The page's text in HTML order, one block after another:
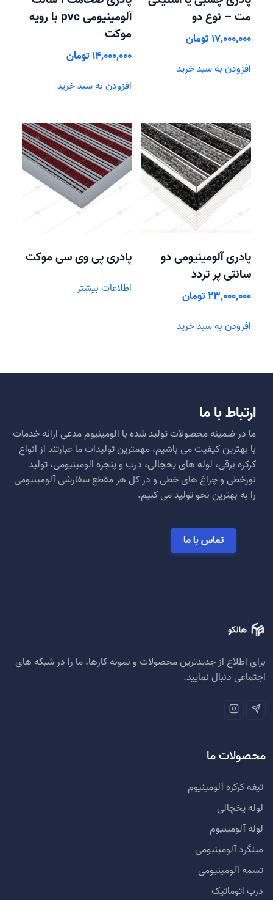
مت – نوع دو
17,000,000تومان
افزودن به سبد خرید
آلومینیومی pvc با رویه
موکت
14,000,000تومان
افزودن به سبد خرید
پادری آلومینیومی دو
سانتی پر تردد
23,000,000تومان
افزودن به سبد خرید
پادری پی وی سی موکت
اطلاعات بیشتر
ارتباط با ما
ما در ضمینه محصولات تولید شده با الومینیوم مدعی ارائه خدمات
با بهترین کیفیت می باشیم، مهمترین تولیدات ما عبارتند از انواع
کرکره برقی، لوله های یخچالی، درب و پنجره الومینیومی، تولید
نورخطی و چراغ های خطی و در کل هر مقطع سفارشی آلومینیومی
را به بهترین نحو تولید می کنیم.
تماس با ما
برای اطلاع از جدیدترین محصولات و نمونه کارها، ما را در شبکه های
اجتماعی دنبال نمایید.
محصولات ما
تیغه کرکره آلومینیوم
لوله یخچالی
لوله آلومینیوم
میلگرد آلومینیومی
تسمه آلومینیومی
درب اتوماتیک